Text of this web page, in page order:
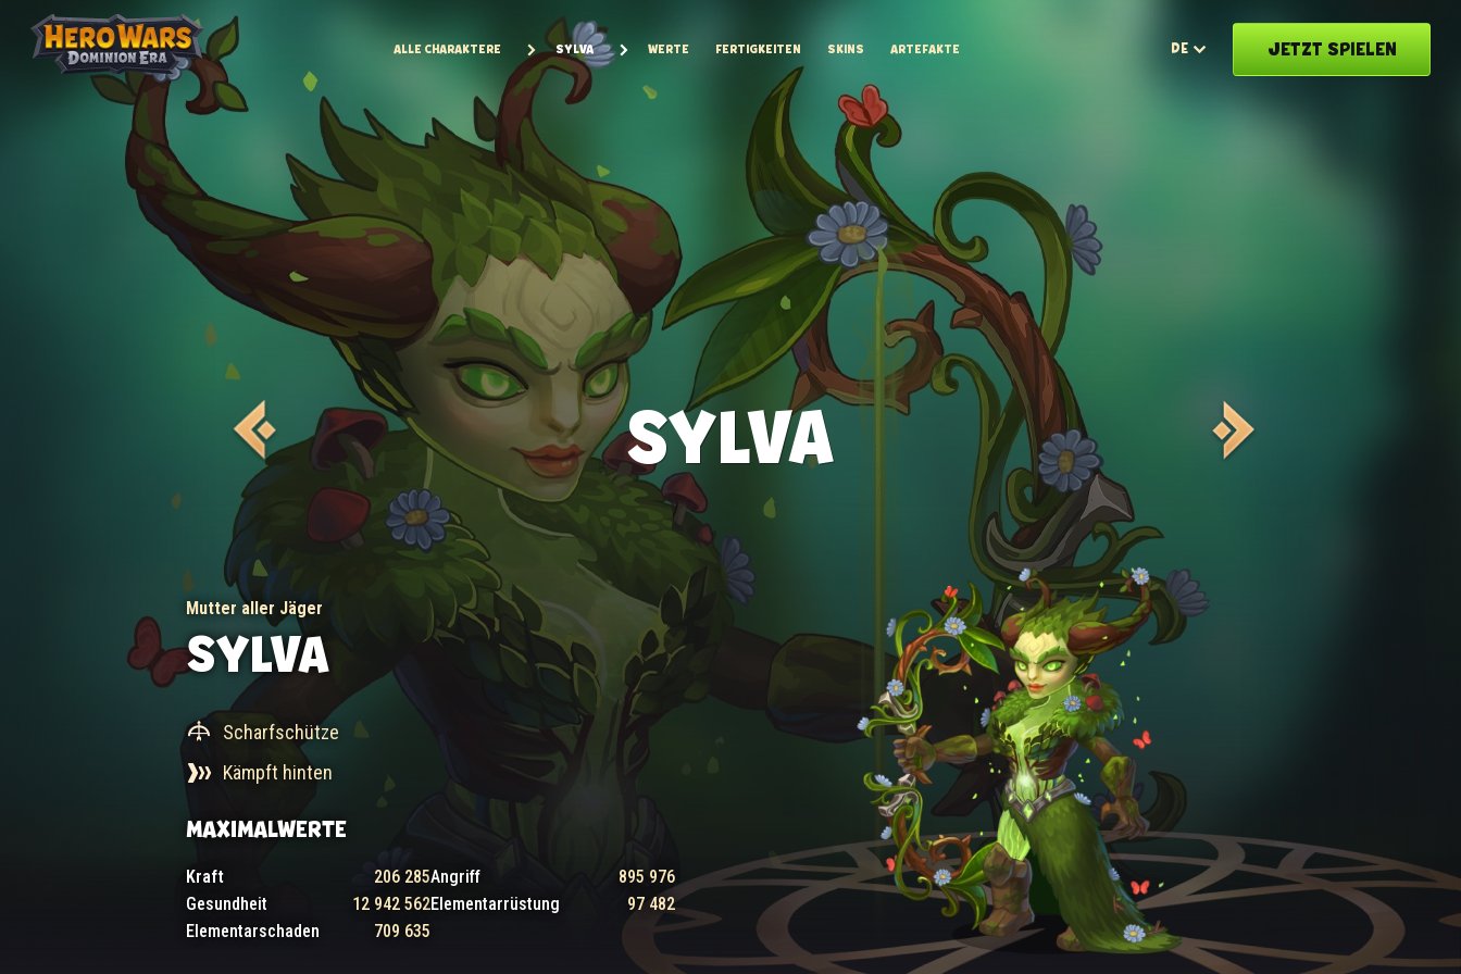
ALLE CHARAKTERE SYLVA WERTE FERTIGKEITEN SKINS ARTEFAKTE DE JETZT SPIELEN
SYLVA
Mutter aller Jäger
SYLVA
Scharfschütze
Kämpft hinten
MAXIMALWERTE
Kraft 206 285Angriff
895 976
Gesundheit
12 942 562Elementarrüstung
97 482
Elementarschaden
709 635